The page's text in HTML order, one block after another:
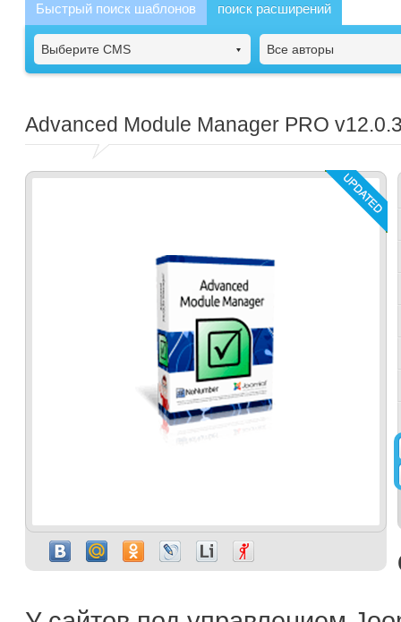
Быстрый поиск шаблонов поиск расширений
Выберите CMS Все авторы
Advanced Module Manager PRO